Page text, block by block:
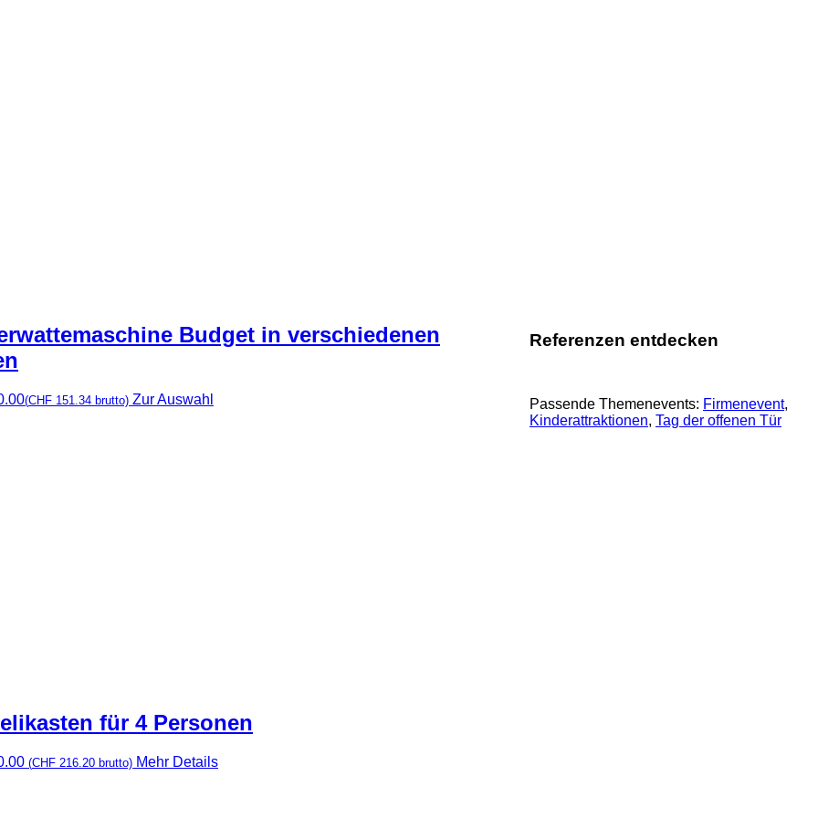
Budget in verschiedenen
(CHF 151.34 brutto) Zur Auswahl
für 4 Personen
(CHF 216.20 brutto) Mehr Details
Referenzen entdecken
Passende Themenevents: Firmenevent
Kinderattraktionen, Tag der offenen Tür